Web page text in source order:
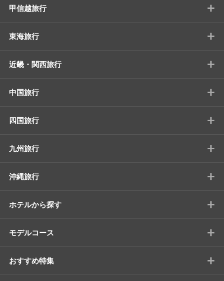
甲信越旅行 +
東海旅行 +
近畿・関西旅行 +
中国旅行 +
四国旅行 +
九州旅行 +
沖縄旅行 +
ホテルから探す +
モデルコース +
おすすめ特集
+